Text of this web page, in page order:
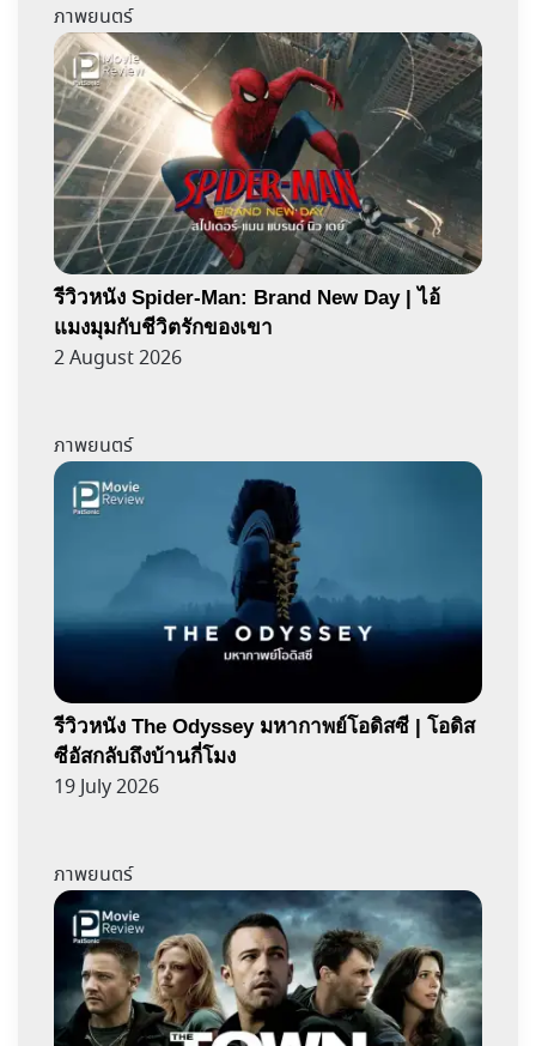
ภาพยนตร์
รีวิวหนัง Spider-Man: Brand New Day | ไอ้
แมงมุมกับชีวิตรักของเขา
2 August 2026
ภาพยนตร์
รีวิวหนัง The Odyssey มหากาพย์โอดิสซี | โอดิส
ซีอัสกลับถึงบ้านกี่โมง
19 July 2026
ภาพยนตร์